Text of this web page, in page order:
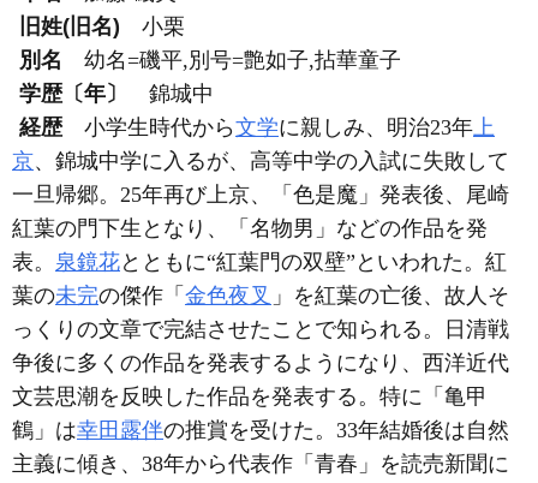
旧姓(旧名)
小栗
別名
幼名=磯平,別号=艶如子,拈華童子
学歴〔年〕
錦城中
経歴
小学生時代から文学に親しみ、明治23年上
京、錦城中学に入るが、高等中学の入試に失敗して
一旦帰郷。25年再び上京、「色是魔」発表後、尾崎
紅葉の門下生となり、「名物男」などの作品を発
表。 泉鏡花とともに“紅葉門の双壁”といわれた。紅
葉の未完の傑作「 金色夜叉 」を紅葉の亡後、故人そ
っくりの文章で完結させたことで知られる。日清戦
争後に多くの作品を発表するようになり、西洋近代
文芸思潮を反映した作品を発表する。特に「亀甲
鶴」は幸田露伴の推賞を受けた。33年結婚後は自然
主義に傾き、38年から代表作「青春」を読売新聞に